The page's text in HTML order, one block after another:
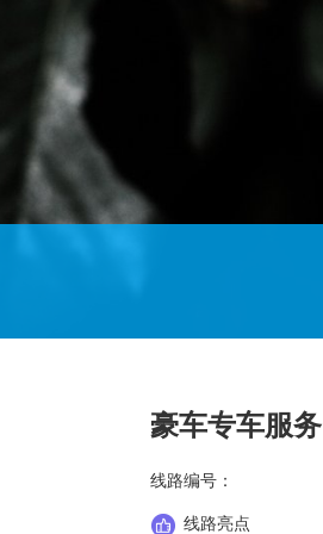
豪车专车服务
线路编号：
线路亮点